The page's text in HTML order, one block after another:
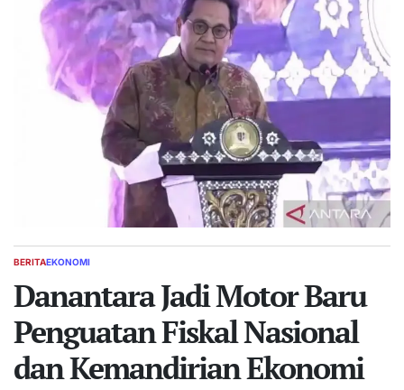
POSTED
BERITAEKONOMI
Danantara Jadi Motor Baru
Penguatan Fiskal Nasional
dan Kemandirian Ekonomi